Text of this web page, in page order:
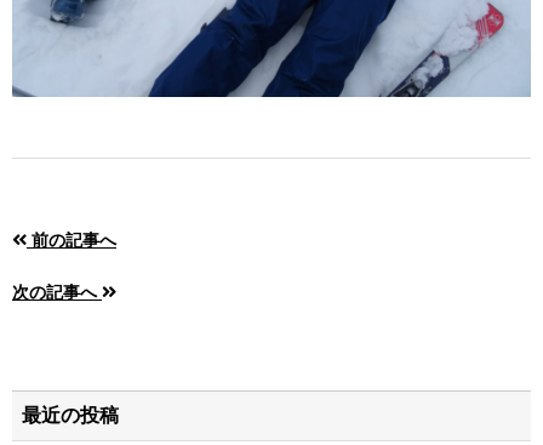
前の記事へ
次の記事へ
最近の投稿